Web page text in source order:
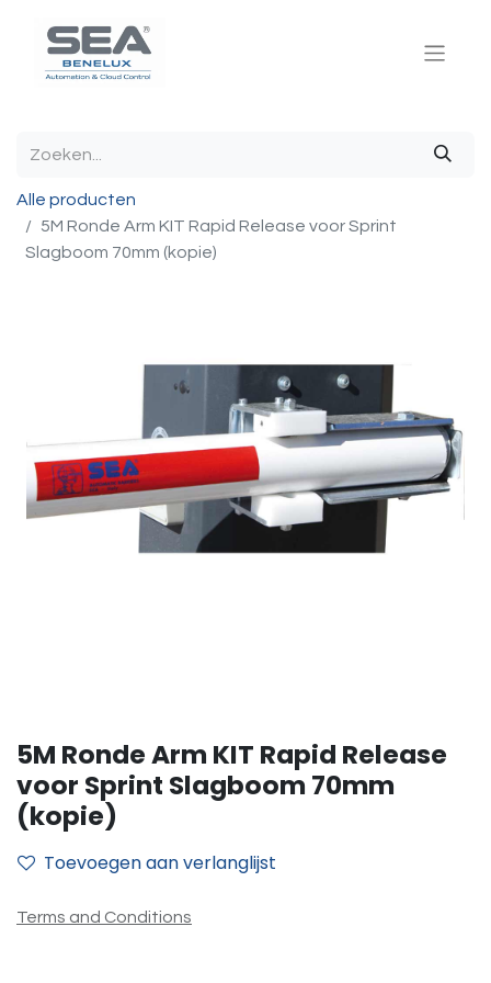
Alle producten
5M Ronde Arm KIT Rapid Release voor Sprint
Slagboom 70mm (kopie)
5M Ronde Arm KIT Rapid Release
voor Sprint Slagboom 70mm
(kopie)
Toevoegen aan verlanglijst
Terms and Conditions